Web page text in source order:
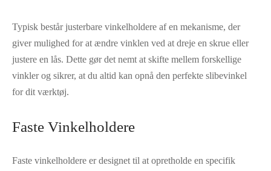
Typisk består justerbare vinkelholdere af en mekanisme, der
giver mulighed for at ændre vinklen ved at dreje en skrue eller
justere en lås. Dette gør det nemt at skifte mellem forskellige
vinkler og sikrer, at du altid kan opnå den perfekte slibevinkel
for dit værktøj.
Faste Vinkelholdere
Faste vinkelholdere er designet til at opretholde en specifik